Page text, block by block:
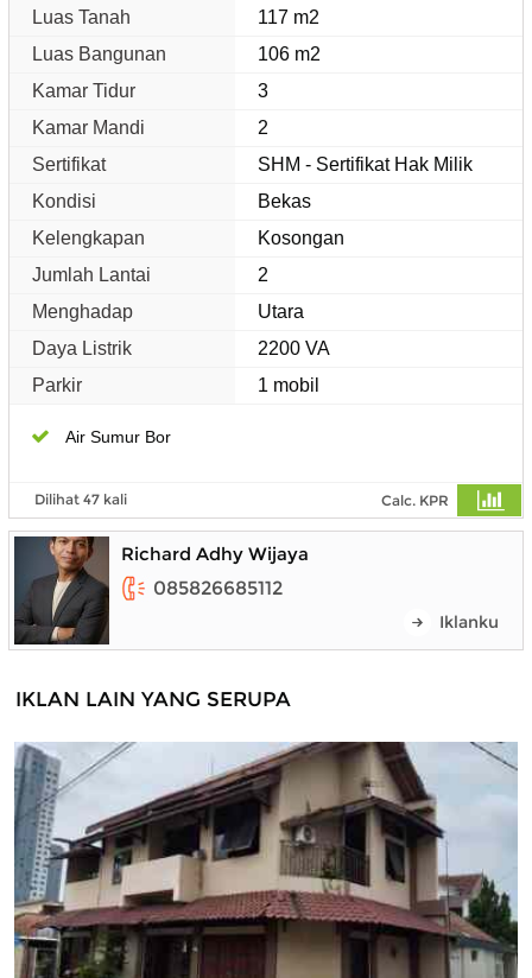
Luas Tanah
117 m2
Luas Bangunan
106 m2
Kamar Tidur
3
Kamar Mandi
2
Sertifikat
SHM - Sertifikat Hak Milik
Kondisi
Bekas
Kelengkapan
Kosongan
Jumlah Lantai
2
Menghadap
Utara
Daya Listrik
2200 VA
Parkir
1 mobil
Air Sumur Bor
Dilihat 47 kali Calc. KPR
Richard Adhy Wijaya
085826685112
Iklanku
IKLAN LAIN YANG SERUPA